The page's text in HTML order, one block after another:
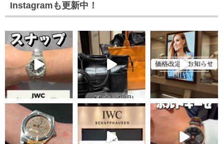
Instagramも更新中！